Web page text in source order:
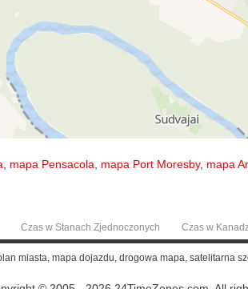
mapa Pensacola mapa Port Moresby, mapa
Czas w Stanach Zjednoczonych Czas w
miasta, mapa dojazdu, drogowa mapa, satelitarna